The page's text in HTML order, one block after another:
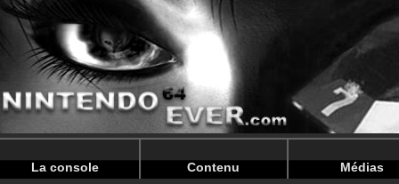
Warning: Undefined array key "HTTP_REFERER" in /
Warning: Undefined array key "HTTP_REFERER" in /
La console Contenu Médias